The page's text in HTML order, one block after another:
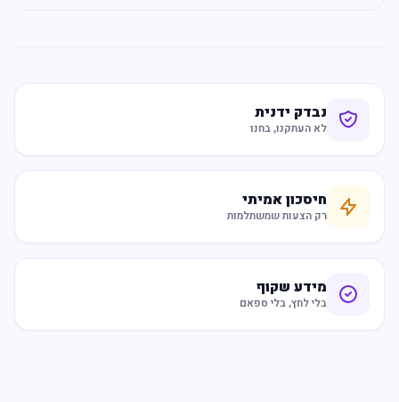
נבדק ידנית
לא העתקנו, בחנו
חיסכון אמיתי
רק הצעות שמשתלמות
מידע שקוף
בלי לחץ, בלי ספאם